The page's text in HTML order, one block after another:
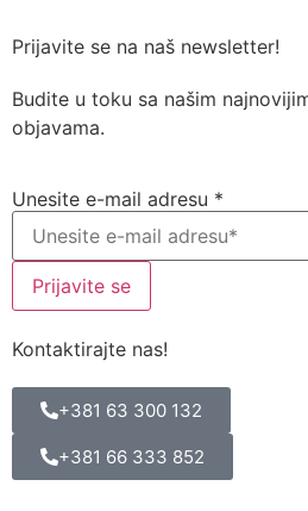
Prijavite se na naš newsletter!
Budite u toku sa našim
objavama.
Unesite e-mail adresu *
Prijavite se
Kontaktirajte nas!
+381 63 300 132
+381 66 333 852